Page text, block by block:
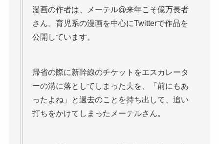
漫画の作者は、メーテル@来年こそ億万長者
さん。育児系の漫画を中心にTwitterで作品を
公開しています。
帰省の際に新幹線のチケットをエスカレータ
ーの溝に落としてしまった夫を、「前にもあ
ったよね」と過去のことを持ち出して、追い
打ちをかけてしまったメーテルさん。